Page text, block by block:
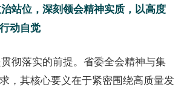
站位，深刻领会精神实质，以高度
动自觉
彻落实的前提。省委全会精神与集
，其核心要义在于紧密围绕高质量发